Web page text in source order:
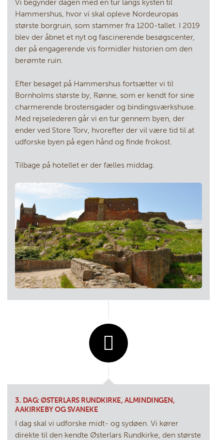
Vi begynder dagen med en tur langs kysten til
Hammershus, hvor vi skal opleve Nordeuropas
største borgruin, som stammer fra 1200-tallet. I 2019
blev der åbnet et nyt og fascinerende besøgscenter,
der på engagerende vis formidler historien om den
berømte ruin.
Efter besøget på Hammershus fortsætter vi til
Bornholms største by, Rønne, som er kendt for sine
charmerende brostensgader og bindingsværkshuse.
Med rejselederen går vi en tur gennem byen, der
ender ved Store Torv, hvorefter der vil være tid til at
udforske byen på egen hånd og finde frokost.
Tilbage på hotellet er der fælles middag.
3. DAG: ØSTERLARS RUNDKIRKE, ALMINDINGEN,
AAKIRKEBY OG SVANEKE
I dag skal vi udforske midt- og sydøen. Vi kører
direkte til den kendte Østerlars Rundkirke, den største